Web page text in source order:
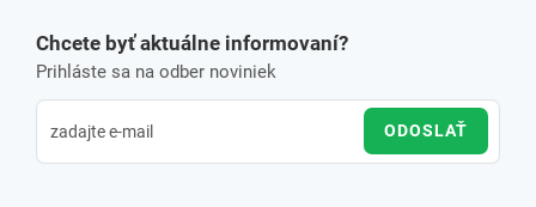
Chcete byť aktuálne informovaní?
Prihláste sa na odber noviniek
ODOSLAŤ